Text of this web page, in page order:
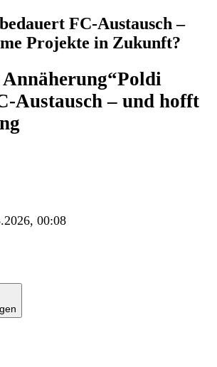
FC-Austausch –
Projekte in Zukunft?
Poldi
Austausch – und hofft
00:08